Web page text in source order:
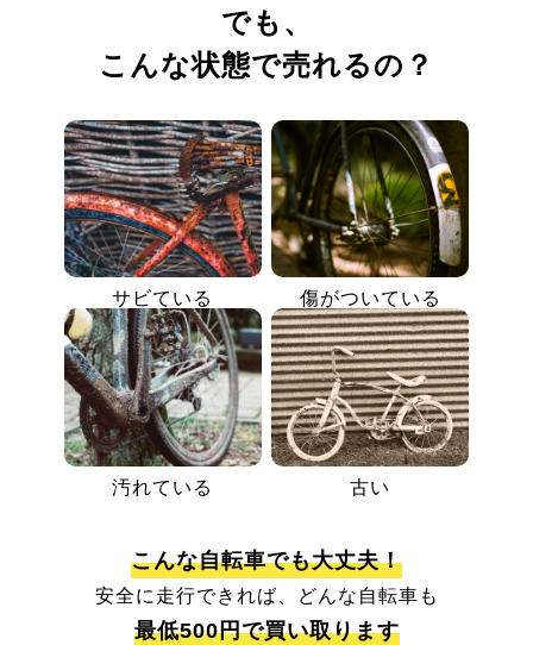
でも、
こんな状態で売れるの？
サビている 傷がついている
汚れている 古い
こんな自転車でも大丈夫！
安全に走行できれば、どんな自転車も
最低500円で買い取ります